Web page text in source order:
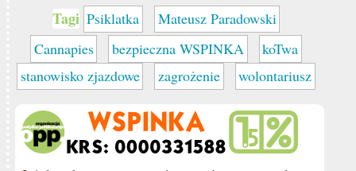
Tagi Psiklatka
Mateusz Paradowski
Cannapies
bezpieczna WSPINKA
koTwa
stanowisko zjazdowe
zagrożenie wolontariusz